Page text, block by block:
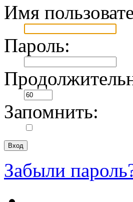
Имя
Пароль:
Запомнить:
Забыли